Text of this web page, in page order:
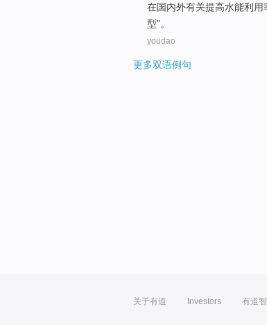
在国内外有关提高水能利用
型”。
youdao
更多双语例句
关于有道 Investors 有道